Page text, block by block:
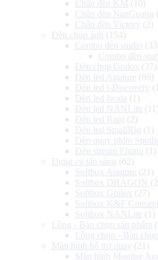
Chân đèn KM (10)
Chân đèn NanGuang
Chân đèn Victory (2)
Đèn chụp ảnh
(154)
Combo đèn studio
Combo đèn
Đèn chụp Godox (37)
Đèn led Aputure (66)
Đèn led i-Discovery
Đèn led Iwata (1)
Đèn led NANLite (11)
Đèn led Ring (2)
Đèn led SmallRig (1)
Đèn quay phim
Đèn stream Elgato (1)
Dụng cụ tản sáng (62)
Softbox Aputure (21)
Softbox DRAGON
Softbox Godox (27)
Softbox K&F Concept
Softbox NANLite (1)
Lồng - Bàn chụp sản phẩm
Lồng chụp - Bàn
Màn hình hỗ trợ quay (21)
Màn hình Monitor